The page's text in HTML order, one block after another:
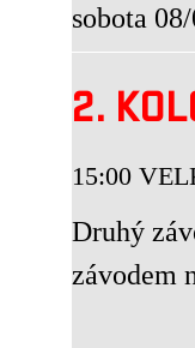
sobota
2.
15:00
Druhý
závodem